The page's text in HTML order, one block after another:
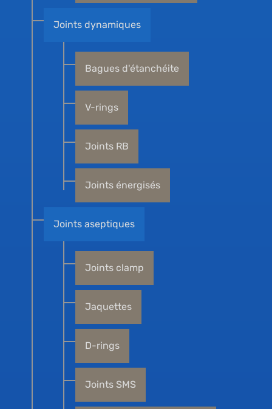
Joints dynamiques
Bagues d'étanchéite
V-rings
Joints RB
Joints énergisés
Joints aseptiques
Joints clamp
Jaquettes
D-rings
Joints SMS